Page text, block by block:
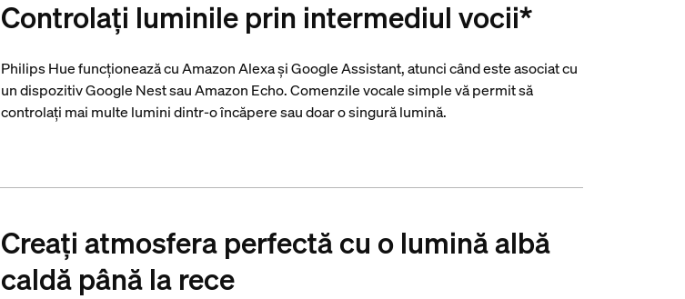
Controlați luminile prin intermediul vocii*
Philips Hue funcționează cu Amazon Alexa și Google Assistant, atunci când este asociat cu
un dispozitiv Google Nest sau Amazon Echo. Comenzile vocale simple vă permit să
controlați mai multe lumini dintr-o încăpere sau doar o singură lumină.
Creați atmosfera perfectă cu o lumină albă
caldă până la rece